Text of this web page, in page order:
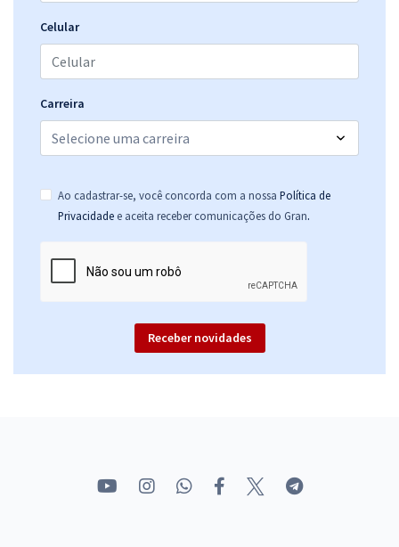
Celular
Carreira
Ao cadastrar-se, você concorda com a nossa Política de
Privacidade e aceita receber comunicações do Gran.
Receber novidades